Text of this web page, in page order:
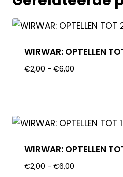
WIRWAR: OPTELLEN
€2,00 - €6,00
WIRWAR: OPTELLEN
€2,00 - €6,00